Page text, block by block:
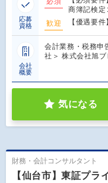
応募
資格
商簿記検
歓迎
【優遇要
会社
概要
会計業務・税務申
社＞ 株式会社旭
気になる
財務・会計コンサルタント
【仙台市】東証プラ